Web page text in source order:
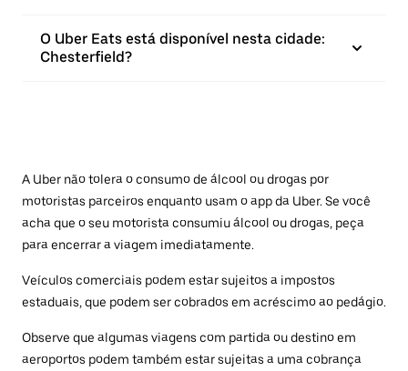
O Uber Eats está disponível nesta cidade:
Chesterfield?
A Uber não tolera o consumo de álcool ou drogas por
motoristas parceiros enquanto usam o app da Uber. Se você
acha que o seu motorista consumiu álcool ou drogas, peça
para encerrar a viagem imediatamente.
Veículos comerciais podem estar sujeitos a impostos
estaduais, que podem ser cobrados em acréscimo ao pedágio.
Observe que algumas viagens com partida ou destino em
aeroportos podem também estar sujeitas a uma cobrança